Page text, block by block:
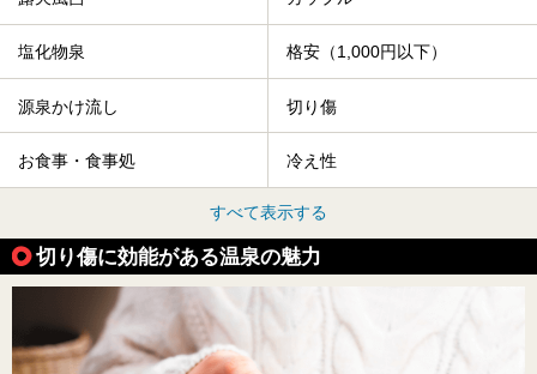
塩化物泉 格安（1,000円以下）
源泉かけ流し 切り傷
お食事・食事処 冷え性
すべて表示する
切り傷に効能がある温泉の魅力